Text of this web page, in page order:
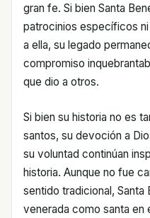
gran fe. Si bien Santa
patrocinios específicos
a ella, su legado
compromiso
que dio a otros.
Si bien su historia no es
santos, su devoción a
su voluntad continúan
historia. Aunque no fue
sentido tradicional,
venerada como santa en